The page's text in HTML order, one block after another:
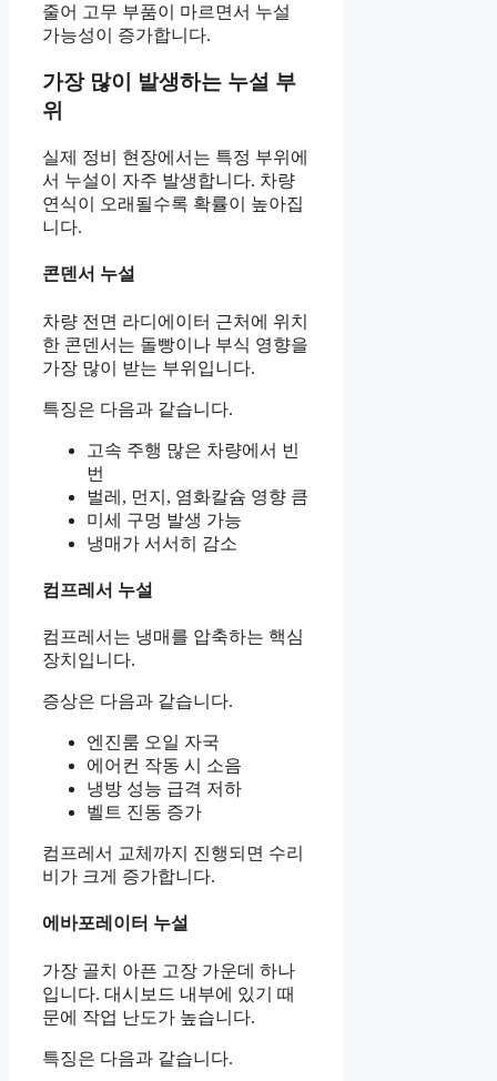
줄어 고무 부품이 마르면서 누설
가능성이 증가합니다.
가장 많이 발생하는 누설 부
위
실제 정비 현장에서는 특정 부위에
서 누설이 자주 발생합니다. 차량
연식이 오래될수록 확률이 높아집
니다.
콘덴서 누설
차량 전면 라디에이터 근처에 위치
한 콘덴서는 돌빵이나 부식 영향을
가장 많이 받는 부위입니다.
특징은 다음과 같습니다.
고속 주행 많은 차량에서 빈
번
벌레, 먼지, 염화칼슘 영향 큼
미세 구멍 발생 가능
냉매가 서서히 감소
컴프레서 누설
컴프레서는 냉매를 압축하는 핵심
장치입니다.
증상은 다음과 같습니다.
엔진룸 오일 자국
에어컨 작동 시 소음
냉방 성능 급격 저하
벨트 진동 증가
컴프레서 교체까지 진행되면 수리
비가 크게 증가합니다.
에바포레이터 누설
가장 골치 아픈 고장 가운데 하나
입니다. 대시보드 내부에 있기 때
문에 작업 난도가 높습니다.
특징은 다음과 같습니다.